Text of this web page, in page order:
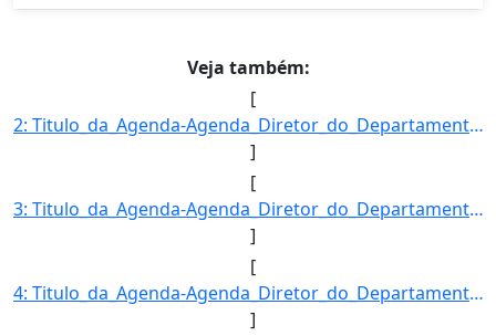
Veja também:
[
2: Titulo_da_Agenda-Agenda_Diretor_do_Departamento_de_Acesso_a_Mercados_e_Competitividade-Descricao_da_]
]
[
3: Titulo_da_Agenda-Agenda_Diretor_do_Departamento_de_Acesso_a_Mercados_e_Competitividade-Descricao_da_]
]
[
4: Titulo_da_Agenda-Agenda_Diretor_do_Departamento_de_Acesso_a_Mercados_e_Competitividade-Descricao_da_]
]